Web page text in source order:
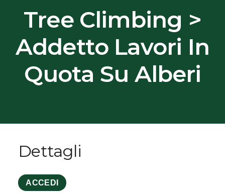
Tree Climbing >
Addetto Lavori In
Quota Su Alberi
Dettagli
ACCEDI